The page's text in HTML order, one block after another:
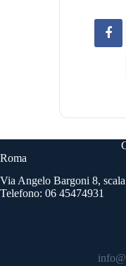
Roma
Via Angelo Bargoni 8,
Telefono: 06 45474931